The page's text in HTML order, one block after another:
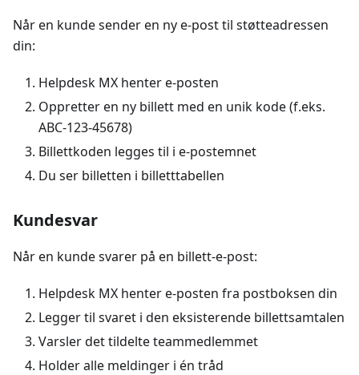
Når en kunde sender en ny e-post til støtteadressen
din:
Helpdesk MX henter e-posten
Oppretter en ny billett med en unik kode (f.eks.
ABC-123-45678)
Billettkoden legges til i e-postemnet
Du ser billetten i billetttabellen
Kundesvar
Når en kunde svarer på en billett-e-post:
Helpdesk MX henter e-posten fra postboksen din
Legger til svaret i den eksisterende billettsamtalen
Varsler det tildelte teammedlemmet
Holder alle meldinger i én tråd